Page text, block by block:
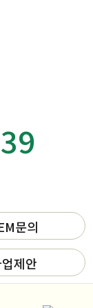
문의
제안